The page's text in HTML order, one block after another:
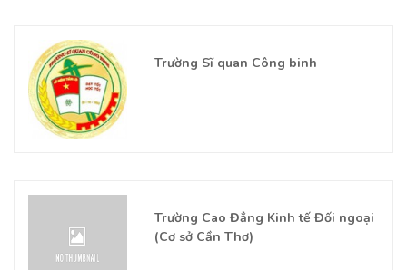
Trường Sĩ quan Công binh
Trường Cao Đẳng Kinh tế Đối ngoại
(Cơ sở Cần Thơ)